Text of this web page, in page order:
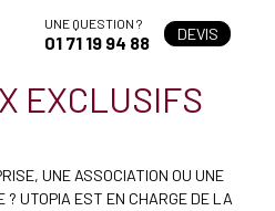
UNE QUESTION ?
01 71 19 94 88 DEVIS
EXCLUSIFS
UNE ASSOCIATION OU UNE
? UTOPIA EST EN CHARGE DE LA